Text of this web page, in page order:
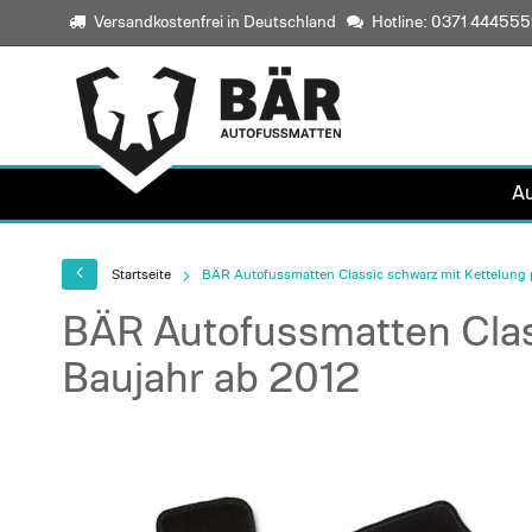
Versandkostenfrei in Deutschland Hotline: 0371
Startseite BÄR Autofussmatten Classic schwarz mit Kettelung
BÄR Autofussmatten
Baujahr ab 2012